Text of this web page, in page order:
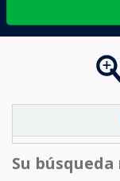
Su